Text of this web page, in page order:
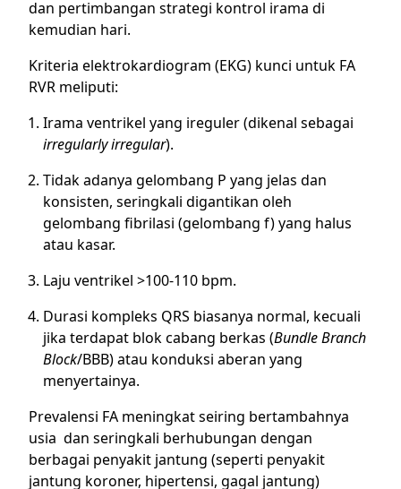
dan pertimbangan strategi kontrol irama di
kemudian hari.
Kriteria elektrokardiogram (EKG) kunci untuk FA
RVR meliputi:
Irama ventrikel yang ireguler (dikenal sebagai
irregularly irregular).
Tidak adanya gelombang P yang jelas dan
konsisten, seringkali digantikan oleh
gelombang fibrilasi (gelombang f) yang halus
atau kasar.
Laju ventrikel >100-110 bpm.
Durasi kompleks QRS biasanya normal, kecuali
jika terdapat blok cabang berkas (Bundle Branch
Block/BBB) atau konduksi aberan yang
menyertainya.
Prevalensi FA meningkat seiring bertambahnya
usia dan seringkali berhubungan dengan
berbagai penyakit jantung (seperti penyakit
jantung koroner, hipertensi, gagal jantung)